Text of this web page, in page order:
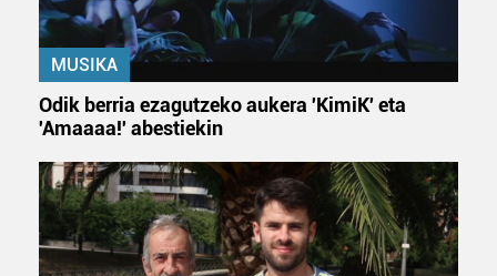
MUSIKA
Odik berria ezagutzeko aukera 'KimiK' eta
'Amaaaa!' abestiekin